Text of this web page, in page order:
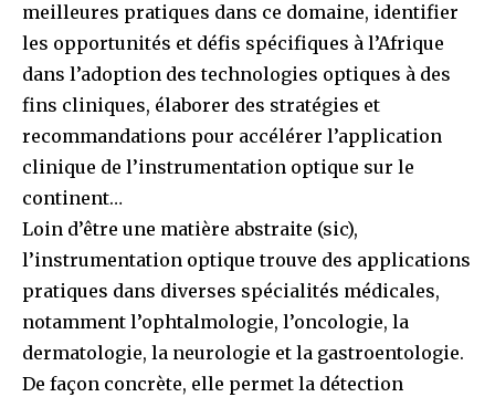
meilleures pratiques dans ce domaine, identifier
les opportunités et défis spécifiques à l’Afrique
dans l’adoption des technologies optiques à des
fins cliniques, élaborer des stratégies et
recommandations pour accélérer l’application
clinique de l’instrumentation optique sur le
continent…
Loin d’être une matière abstraite (sic),
l’instrumentation optique trouve des applications
pratiques dans diverses spécialités médicales,
notamment l’ophtalmologie, l’oncologie, la
dermatologie, la neurologie et la gastroentologie.
De façon concrète, elle permet la détection